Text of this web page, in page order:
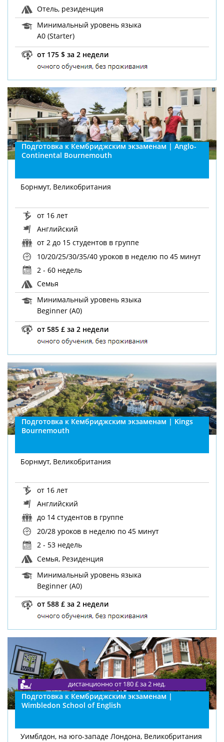
Отель, резиденция
Минимальный уровень языка
A0 (Starter)
от 175 $ за 2 недели
Подготовка к Кембриджским экзаменам | Anglo-
Continental Bournemouth
Борнмут, Великобритания
от 16 лет
Английский
от 2 до 15 студентов в группе
10/20/25/30/35/40 уроков в неделю по 45 минут
2 - 60 недель
Семья
Минимальный уровень языка
Beginner (A0)
от 585 £ за 2 недели
Подготовка к Кембриджским экзаменам | Kings
Bournemouth
Борнмут, Великобритания
от 16 лет
Английский
до 14 студентов в группе
20/28 уроков в неделю по 45 минут
2 - 53 недель
Семья, Резиденция
Минимальный уровень языка
Beginner (A0)
от 588 £ за 2 недели
Подготовка к Кембриджским экзаменам |
Wimbledon School of English
дистанционно от 180 £ за 2 нед.
Уимблдон, на юго-западе Лондона, Великобритания